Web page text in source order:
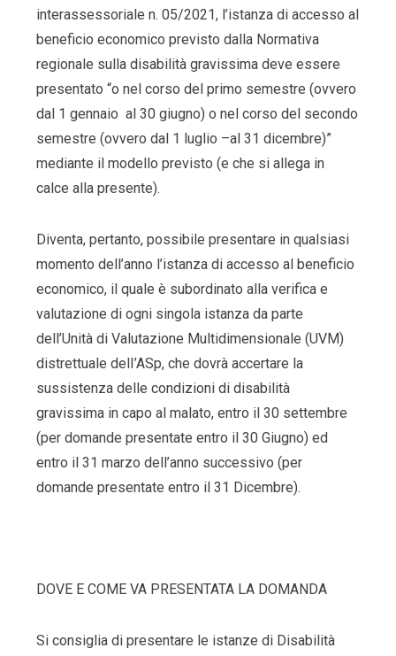
interassessoriale n. 05/2021, l’istanza di accesso al
beneficio economico previsto dalla Normativa
regionale sulla disabilità gravissima deve essere
presentato “o nel corso del primo semestre (ovvero
dal 1 gennaio al 30 giugno) o nel corso del secondo
semestre (ovvero dal 1 luglio –al 31 dicembre)”
mediante il modello previsto (e che si allega in
calce alla presente).
Diventa, pertanto, possibile presentare in qualsiasi
momento dell’anno l’istanza di accesso al beneficio
economico, il quale è subordinato alla verifica e
valutazione di ogni singola istanza da parte
dell’Unità di Valutazione Multidimensionale (UVM)
distrettuale delI’ASp, che dovrà accertare la
sussistenza delle condizioni di disabilità
gravissima in capo al malato, entro il 30 settembre
(per domande presentate entro il 30 Giugno) ed
entro il 31 marzo dell’anno successivo (per
domande presentate entro il 31 Dicembre).
DOVE E COME VA PRESENTATA LA DOMANDA
Si consiglia di presentare le istanze di Disabilità